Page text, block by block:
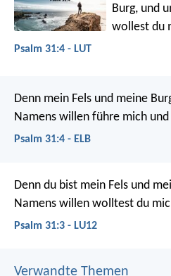
Burg, und
wollest du
Psalm 31:4 - LUT
Denn mein Fels und meine
Namens willen führe mich
Psalm 31:4 - ELB
Denn du bist mein Fels und
Namens willen wolltest du
Psalm 31:3 - LU12
Verwandte Themen